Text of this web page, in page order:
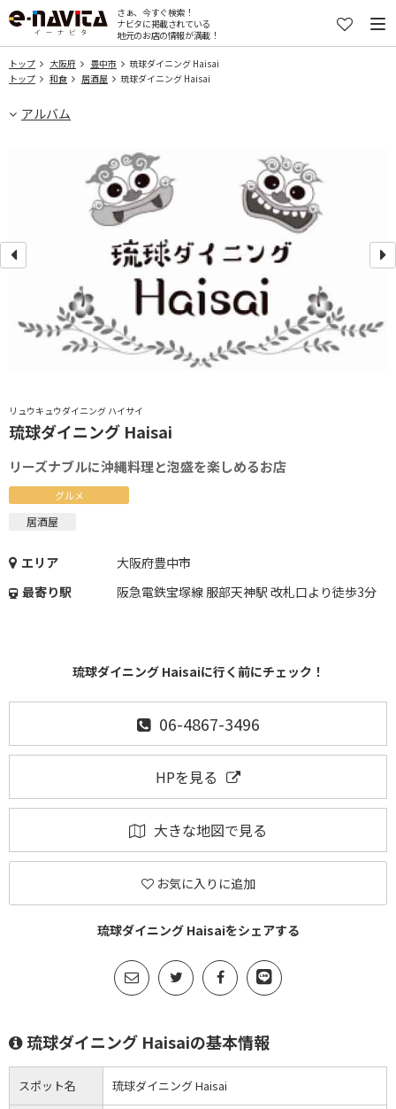
さぁ、今すぐ検索！
ナビタに掲載されている
地元のお店の情報が満載！
トップ 大阪府 豊中市
琉球ダイニング Haisai
トップ
和食 居酒屋 琉球ダイニング Haisai
アルバム
リュウキュウダイニング ハイサイ
琉球ダイニング Haisai
リーズナブルに沖縄料理と泡盛を楽しめるお店
グルメ
居酒屋
エリア
大阪府豊中市
最寄り駅
阪急電鉄宝塚線 服部天神駅 改札口より徒歩3分
琉球ダイニング Haisaiに行く前にチェック！
06-4867-3496
HPを見る
大きな地図で見る
お気に入りに追加
琉球ダイニング Haisaiをシェアする
琉球ダイニング Haisaiの基本情報
スポット名 琉球ダイニング Haisai